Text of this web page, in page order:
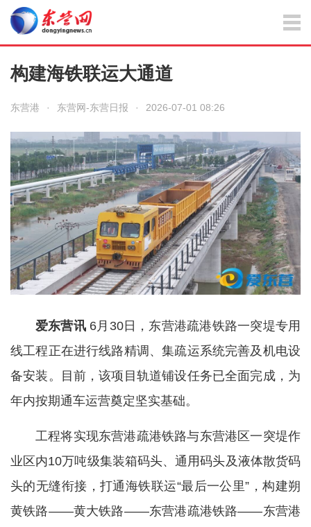
构建海铁联运大通道
东营港 · 东营网-东营日报 · 2026-07-01 08:26
爱东营讯6月30日，东营港疏港铁路一突堤专用
线工程正在进行线路精调、集疏运系统完善及机电设
备安装。目前，该项目轨道铺设任务已全面完成，为
年内按期通车运营奠定坚实基础。
工程将实现东营港疏港铁路与东营港区一突堤作
业区内10万吨级集装箱码头、通用码头及液体散货码
头的无缝衔接，打通海铁联运“最后一公里”，构建朔
黄铁路——黄大铁路——东营港疏港铁路——东营港